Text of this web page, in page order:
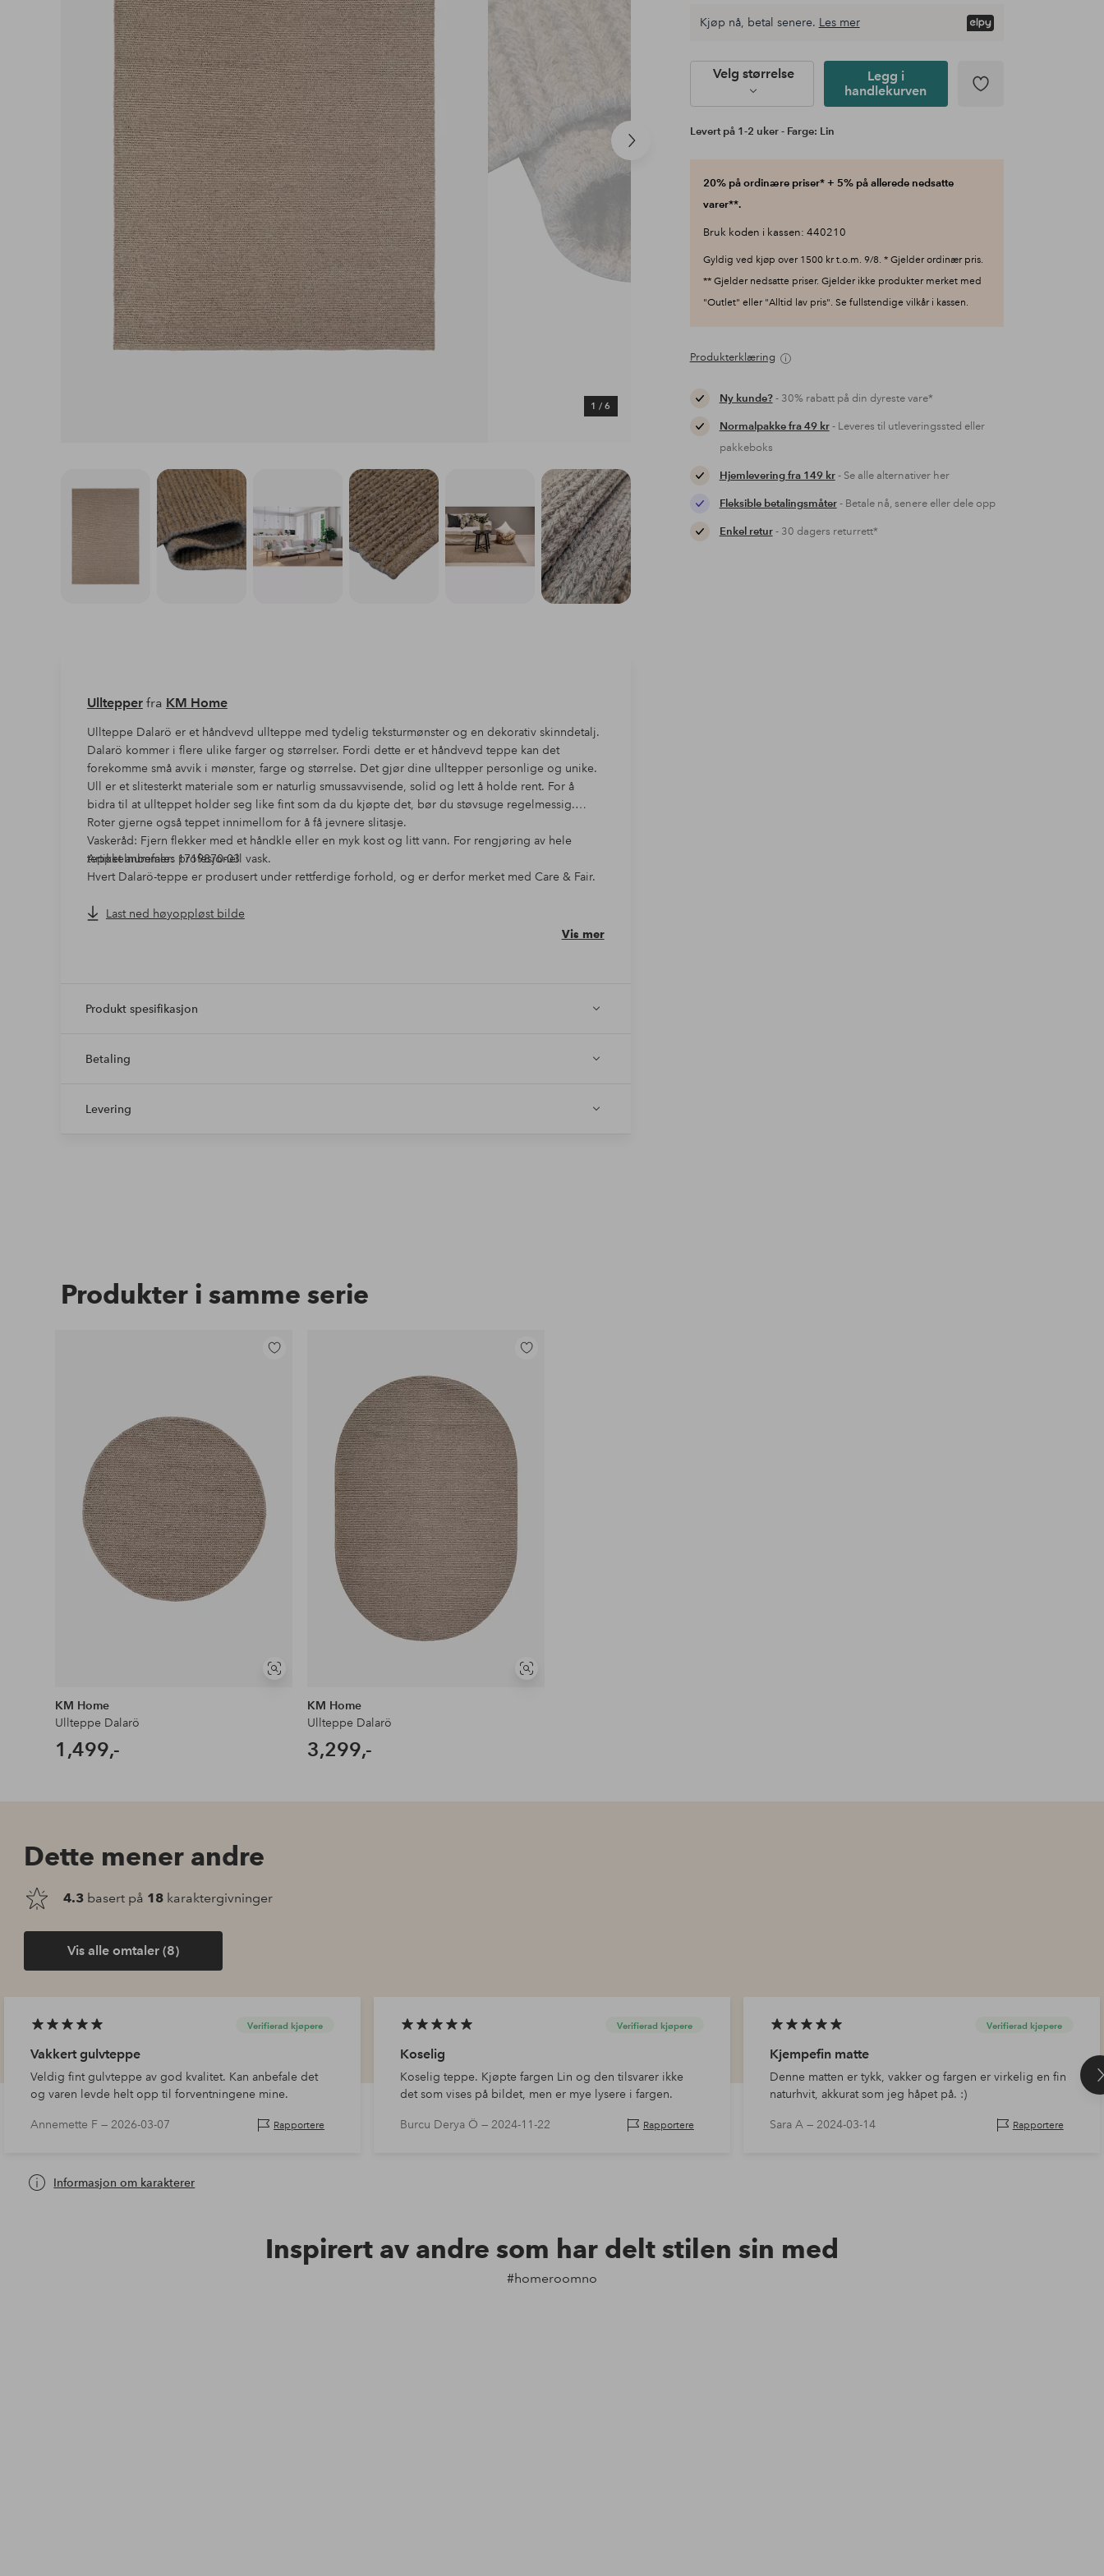
Neste
produkt
1 / 6
Kjøp nå, betal senere. Les mer
Velg størrelse
Legg i
handlekurven
Levert på 1-2 uker - Farge: Lin
20% på ordinære priser* + 5% på allerede nedsatte
varer**.
Bruk koden i kassen: 440210
Gyldig ved kjøp over 1500 kr t.o.m. 9/8. * Gjelder ordinær pris.
** Gjelder nedsatte priser. Gjelder ikke produkter merket med
"Outlet" eller "Alltid lav pris". Se fullstendige vilkår i kassen.
Produkterklæring
Ny kunde?- 30% rabatt på din dyreste vare*
Normalpakke fra 49 kr- Leveres til utleveringssted eller
pakkeboks
Hjemlevering fra 149 kr- Se alle alternativer her
Fleksible betalingsmåter- Betale nå, senere eller dele opp
Enkel retur- 30 dagers returrett*
Ulltepperfra KM Home
Ullteppe Dalarö er et håndvevd ullteppe med tydelig teksturmønster og en dekorativ skinndetalj.
Dalarö kommer i flere ulike farger og størrelser. Fordi dette er et håndvevd teppe kan det
forekomme små avvik i mønster, farge og størrelse. Det gjør dine ulltepper personlige og unike.
Ull er et slitesterkt materiale som er naturlig smussavvisende, solid og lett å holde rent. For å
bidra til at ullteppet holder seg like fint som da du kjøpte det, bør du støvsuge regelmessig.
Roter gjerne også teppet innimellom for å få jevnere slitasje.
Vaskeråd: Fjern flekker med et håndkle eller en myk kost og litt vann. For rengjøring av hele
teppet anbefales profesjonell vask.
Hvert Dalarö-teppe er produsert under rettferdige forhold, og er derfor merket med Care & Fair.
Pakistan. De fokuserer på å forbedre vilkårene for teppeveverne og deres familier ved å bygge
og vedlikeholde barnehager, skoler og sykehus.Hvert teppe er laget for hånd, og derfor er ikke
Artikkelnummer: 1719870-03
Last ned høyoppløst bilde
Vis mer
Produkt spesifikasjon
Betaling
Levering
Produkter i samme serie
Vis
KM Home
Ullteppe Dalarö
1,499,-
Vis
KM Home
Ullteppe Dalarö
3,299,-
Dette mener andre
4.3 basert på 18 karaktergivninger
Vis alle omtaler (8)
Verifierad kjøpere
Vakkert gulvteppe
Veldig fint gulvteppe av god kvalitet. Kan anbefale det
og varen levde helt opp til forventningene mine.
Annemette F —2026-03-07 Rapportere
Verifierad kjøpere
Koselig
Koselig teppe. Kjøpte fargen Lin og den tilsvarer ikke
det som vises på bildet, men er mye lysere i fargen.
Burcu Derya Ö —2024-11-22 Rapportere
Verifierad kjøpere
Kjempefin matte
Denne matten er tykk, vakker og fargen er virkelig en fin
naturhvit, akkurat som jeg håpet på. :)
Sara A — 2024-03-14 Rapportere
Informasjon om karakterer
Inspirert av andre som har delt stilen sin med
#homeroomno